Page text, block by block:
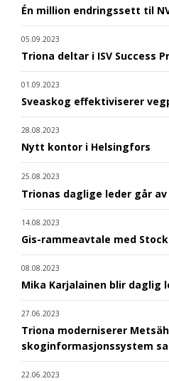
Én million endringssett til
05.09.2023
Triona deltar i ISV Success
01.09.2023
Sveaskog effektiviserer
28.08.2023
Nytt kontor i Helsingfors
25.08.2023
Trionas daglige leder går av
14.08.2023
Gis-rammeavtale med
08.08.2023
Mika Karjalainen blir daglig
27.06.2023
Triona moderniserer
skoginformasjonssystem
22.06.2023